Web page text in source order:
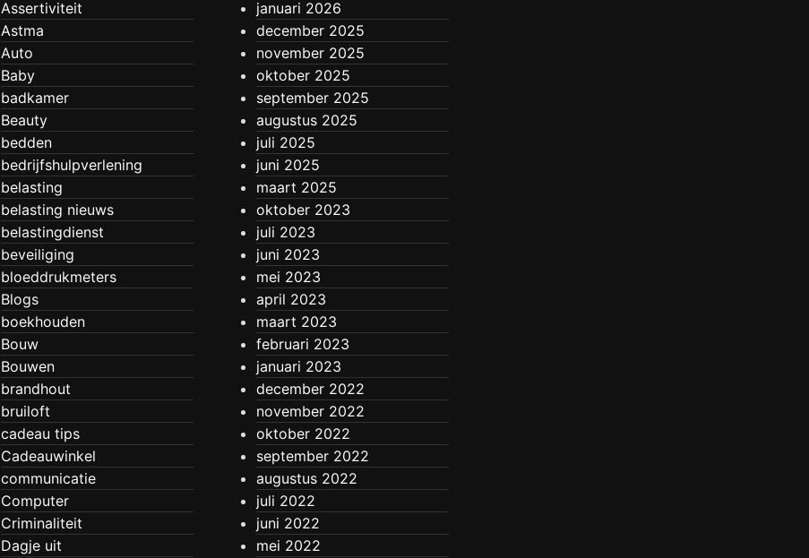
Assertiviteit
Astma
Auto
Baby
badkamer
Beauty
bedden
bedrijfshulpverlening
belasting
belasting nieuws
belastingdienst
beveiliging
bloeddrukmeters
Blogs
boekhouden
Bouw
Bouwen
brandhout
bruiloft
cadeau tips
Cadeauwinkel
communicatie
Computer
Criminaliteit
Dagje uit
januari 2026
december 2025
november 2025
oktober 2025
september 2025
augustus 2025
juli 2025
juni 2025
maart 2025
oktober 2023
juli 2023
juni 2023
mei 2023
april 2023
maart 2023
februari 2023
januari 2023
december 2022
november 2022
oktober 2022
september 2022
augustus 2022
juli 2022
juni 2022
mei 2022